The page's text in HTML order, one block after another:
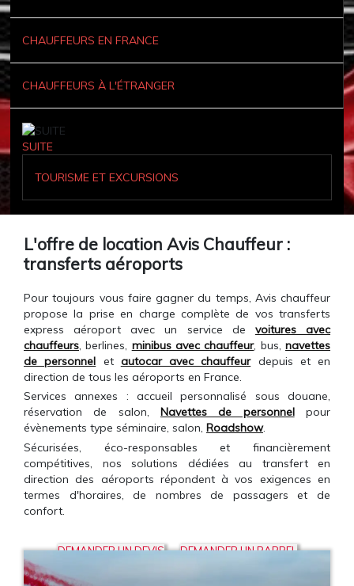
CHAUFFEURS EN FRANCE
CHAUFFEURS À L'ÉTRANGER
SUITE
TOURISME ET EXCURSIONS
L'offre de location Avis Chauffeur :
transferts aéroports
Pour toujours vous faire gagner du temps, Avis chauffeur
propose la prise en charge complète de vos transferts
express aéroport avec un service de voitures avec
chauffeurs , berlines, minibus avec chauffeur, bus,navettes
de personnel et autocar avec chauffeurdepuis et en
direction de tous les aéroports en France.
Services annexes : accueil personnalisé sous douane,
réservation de salon, Navettes de personnelpour
évènements type séminaire, salon, Roadshow.
Sécurisées, éco-responsables et financièrement
compétitives, nos solutions dédiées au transfert en
direction des aéroports répondent à vos exigences en
termes d'horaires, de nombres de passagers et de
confort.
DEMANDER UN DEVIS DEMANDER UN RAPPEL